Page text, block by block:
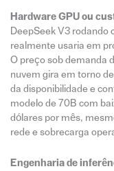
Hardware GPU ou
DeepSeek V3 rodando
realmente usaria em
O preço sob demanda
nuvem gira em torno
da disponibilidade e
modelo de 70B com
dólares por mês,
rede e sobrecarga
Engenharia de